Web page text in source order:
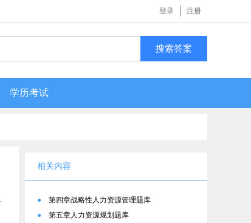
登录 注册
搜索答案
学历考试
相关内容
●
第四章战略性人力资源管理题库
●
第五章人力资源规划题库